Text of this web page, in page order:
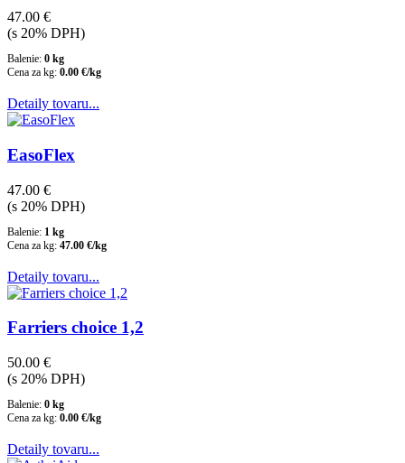
47.00 €
(s 20% DPH)
Balenie: 0 kg
Cena za kg: 0.00 €/kg
Detaily tovaru...
EasoFlex
47.00 €
(s 20% DPH)
Balenie: 1 kg
Cena za kg: 47.00 €/kg
Detaily tovaru...
Farriers choice 1,2
50.00 €
(s 20% DPH)
Balenie: 0 kg
Cena za kg: 0.00 €/kg
Detaily tovaru...